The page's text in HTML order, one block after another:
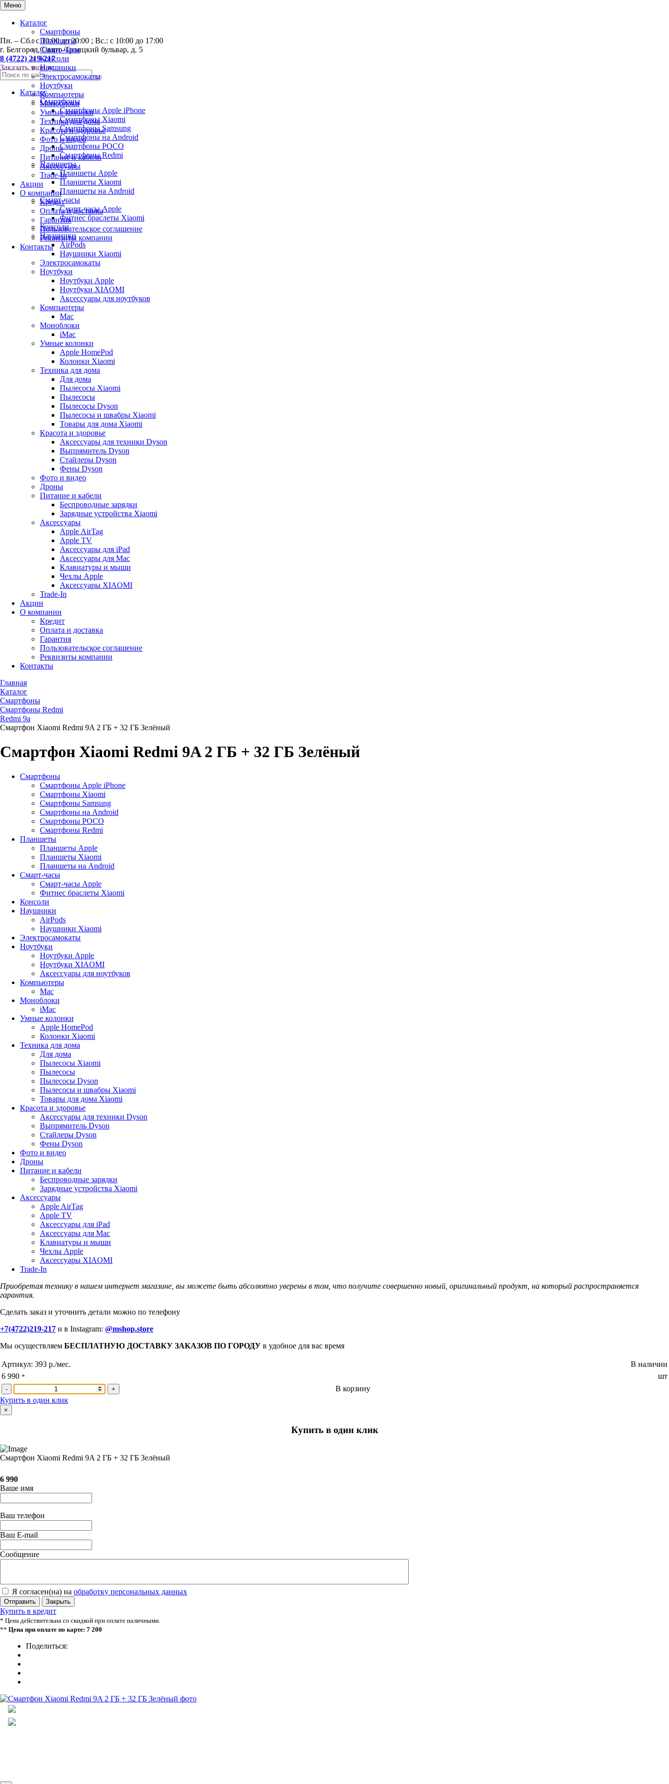
Меню
Каталог
Смартфоны
Планшеты
Смарт-часы
Консоли
Наушники
Электросамокаты
Ноутбуки
Компьютеры
Моноблоки
Умные колонки
Техника для дома
Красота и здоровье
Фото и видео
Дроны
Питание и кабели
Аксессуары
Trade-In
Акции
О компании
Кредит
Оплата и доставка
Гарантия
Пользовательское соглашение
Реквизиты компании
Контакты
0
Пн. – Сб.: с 10:00 до 20:00 ; Вс.: с 10:00 до 17:00
г. Белгород, Свято-Троицкий бульвар, д. 5
8 (4722) 219-217
Заказать звонок
Каталог
Смартфоны
Смартфоны Apple iPhone
Смартфоны Хiaomi
Смартфоны Samsung
Смартфоны на Android
Смартфоны POCO
Смартфоны Redmi
Планшеты
Планшеты Apple
Планшеты Xiaomi
Планшеты на Android
Смарт-часы
Смарт-часы Apple
Фитнес браслеты Xiaomi
Консоли
Наушники
AirPods
Наушники Xiaomi
Электросамокаты
Ноутбуки
Ноутбуки Apple
Ноутбуки XIAOMI
Аксессуары для ноутбуков
Компьютеры
Mac
Моноблоки
iMac
Умные колонки
Apple HomePod
Колонки Xiaomi
Техника для дома
Для дома
Пылесосы Xiaomi
Пылесосы
Пылесосы Dyson
Пылесосы и швабры Xiaomi
Товары для дома Xiaomi
Красота и здоровье
Аксессуары для техники Dyson
Выпрямитель Dyson
Стайлеры Dyson
Фены Dyson
Фото и видео
Дроны
Питание и кабели
Беспроводные зарядки
Зарядные устройства Xiaomi
Аксессуары
Apple AirTag
Apple TV
Аксессуары для iPad
Аксессуары для Mac
Клавиатуры и мыши
Чехлы Apple
Аксессуары XIAOMI
Trade-In
Акции
О компании
Кредит
Оплата и доставка
Гарантия
Пользовательское соглашение
Реквизиты компании
Контакты
Главная
Каталог
Смартфоны
Смартфоны Redmi
Redmi 9a
Смартфон Xiaomi Redmi 9A 2 ГБ + 32 ГБ Зелёный
Смартфон Xiaomi Redmi 9A 2 ГБ + 32 ГБ Зелёный
Смартфоны
Смартфоны Apple iPhone
Смартфоны Хiaomi
Смартфоны Samsung
Смартфоны на Android
Смартфоны POCO
Смартфоны Redmi
Планшеты
Планшеты Apple
Планшеты Xiaomi
Планшеты на Android
Смарт-часы
Смарт-часы Apple
Фитнес браслеты Xiaomi
Консоли
Наушники
AirPods
Наушники Xiaomi
Электросамокаты
Ноутбуки
Ноутбуки Apple
Ноутбуки XIAOMI
Аксессуары для ноутбуков
Компьютеры
Mac
Моноблоки
iMac
Умные колонки
Apple HomePod
Колонки Xiaomi
Техника для дома
Для дома
Пылесосы Xiaomi
Пылесосы
Пылесосы Dyson
Пылесосы и швабры Xiaomi
Товары для дома Xiaomi
Красота и здоровье
Аксессуары для техники Dyson
Выпрямитель Dyson
Стайлеры Dyson
Фены Dyson
Фото и видео
Дроны
Питание и кабели
Беспроводные зарядки
Зарядные устройства Xiaomi
Аксессуары
Apple AirTag
Apple TV
Аксессуары для iPad
Аксессуары для Mac
Клавиатуры и мыши
Чехлы Apple
Аксессуары XIAOMI
Trade-In
Приобретая технику в нашем интернет магазине, вы можете быть абсолютно уверены в том, что получите совершенно новый, оригинальный продукт, на который распространяется
гарантия.
Сделать заказ и уточнить детали можно по телефону
+7(4722)219-217 и в Instagram: @mshop.store
Мы осуществляем БЕСПЛАТНУЮ ДОСТАВКУ ЗАКАЗОВ ПО ГОРОДУ в удобное для вас время
Артикул: 393 р./мес.
В наличии
6 990 * шт
- +
В корзину
Купить в один клик
×
Купить в один клик
Смартфон Xiaomi Redmi 9A 2 ГБ + 32 ГБ Зелёный
6 990
Ваше имя
Ваш телефон
Ваш E-mail
Сообщение
Я согласен(на) на обработку персональных данных
Отправить Закрыть
Купить в кредит
* Цена действительна со скидкой при оплате наличными.
** Цена при оплате по карте: 7 200
Поделиться: